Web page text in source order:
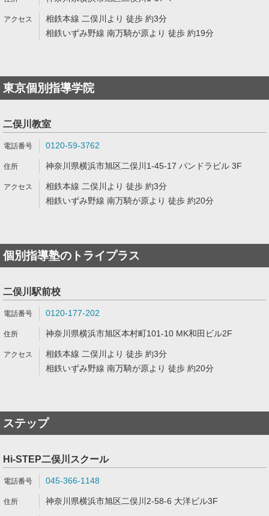
相鉄本線 二俣川より 徒歩 約3分
相鉄いずみ野線 南万騎が原より 徒歩 約19分
東京個別指導学院
二俣川教室
0120-59-3762
神奈川県横浜市旭区二俣川1-45-17 パンドラビル 3F
相鉄本線 二俣川より 徒歩 約3分
相鉄いずみ野線 南万騎が原より 徒歩 約20分
個別指導塾のトライプラス
二俣川駅前校
0120-177-202
神奈川県横浜市旭区本村町101-10 MK和田ビル2F
相鉄本線 二俣川より 徒歩 約3分
相鉄いずみ野線 南万騎が原より 徒歩 約20分
ステップ
Hi-STEP二俣川スクール
045-366-1148
神奈川県横浜市旭区二俣川2-58-6 大洋ビル3F